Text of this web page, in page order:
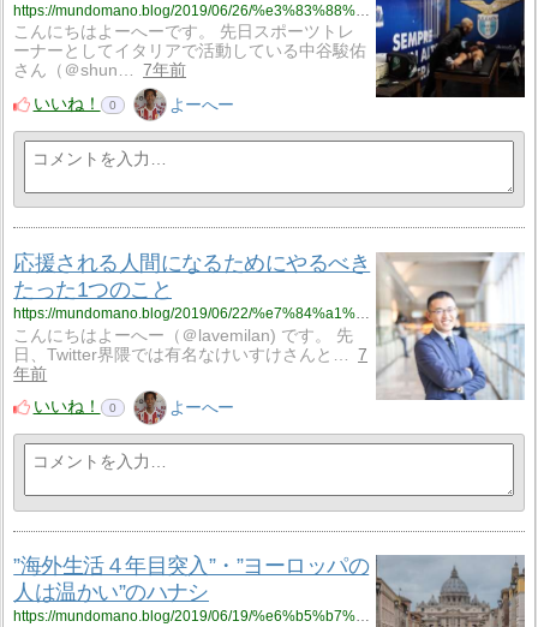
https://mundomano.blog/2019/06/26/%e3%83%88%e3%83%ac%e3%83%bc%e3%83%8a%e3%83%bc%e7%95%99%e5%ad%a6%e3%82%a4%e3%82%bf%e3%83%aa%e3%82%a2%e3%83%bb%e3%83%a9%e3%83%84%e3%82%a3%e3%82%aa%e3%81%ab%e6%9d%a5%e3%81%a6%e5%a4%89%e3%82%8f%e3%81%a3/
こんにちはよーへーです。 先日スポーツトレ
ーナーとしてイタリアで活動している中谷駿佑
さん（＠shun…
7年前
いいね！
0 よーへー
応援される人間になるためにやるべき
たった1つのこと
https://mundomano.blog/2019/06/22/%e7%84%a1%e5%90%8d%e9%81%b8%e6%89%8b%e3%81%8c%e5%bf%9c%e6%8f%b4%e3%81%95%e3%82%8c%e3%82%8b%e4%ba%ba%e9%96%93%e3%81%ab%e3%81%aa%e3%82%8b%e3%81%9f%e3%82%81%e3%81%ab%e5%bf%85%e8%a6%81%e3%81%aa%e3%81%93/
こんにちはよーへー（＠lavemilan) です。 先
日、Twitter界隈では有名なけいすけさんと…
7
年前
いいね！
0 よーへー
”海外生活４年目突入”・”ヨーロッパの
人は温かい”のハナシ
https://mundomano.blog/2019/06/19/%e6%b5%b7%e5%a4%96%e7%94%9f%e6%b4%bb%ef%bc%94%e5%b9%b4%e7%9b%ae%e7%aa%81%e5%85%a5%e3%83%bb%e3%83%a8%e3%83%bc%e3%83%ad%e3%83%83%e3%83%91%e3%81%ae%e4%ba%ba%e3%81%af%e6%b8%a9/